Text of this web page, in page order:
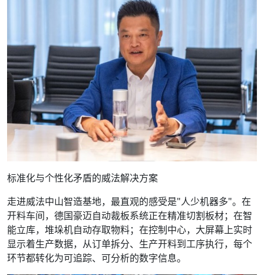
标准化与个性化矛盾的威法解决方案
走进威法中山智造基地，最直观的感受是"人少机器多"。在
开料车间，德国豪迈自动裁板系统正在精准切割板材；在智
能立库，堆垛机自动存取物料；在控制中心，大屏幕上实时
显示着生产数据，从订单拆分、生产开料到工序执行，每个
环节都转化为可追踪、可分析的数字信息。